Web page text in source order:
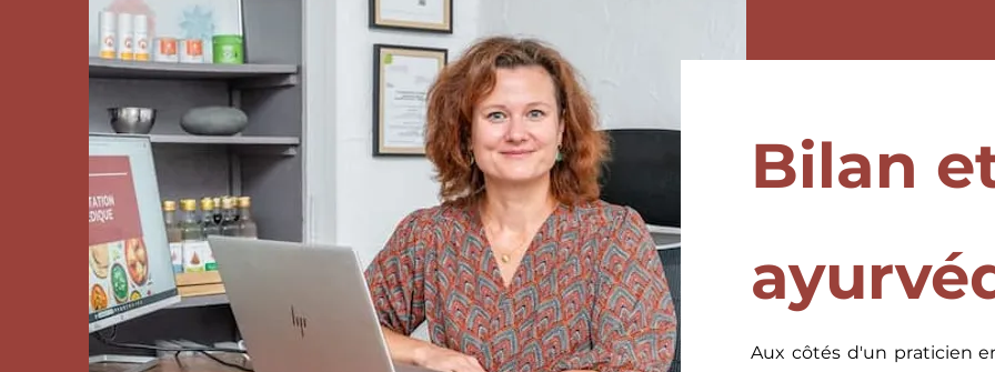
Bilan
Aux côtés d'un praticien